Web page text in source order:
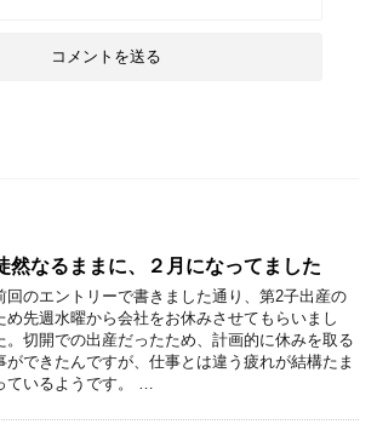
然なるままに、２月になってました
回のエントリーで書きました通り、第2子出産の
め先週水曜から会社をお休みさせてもらいまし
。切開での出産だったため、計画的に休みを取る
ができたんですが、仕事とは違う疲れが結構たま
ているようです。 …